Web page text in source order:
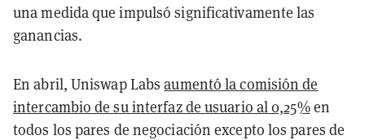
una medida que impulsó significativamente las
ganancias.
En abril, Uniswap Labsaumentó la comisión de
intercambio de su interfaz de usuario al 0,25%en
todos los pares de negociación excepto los pares de